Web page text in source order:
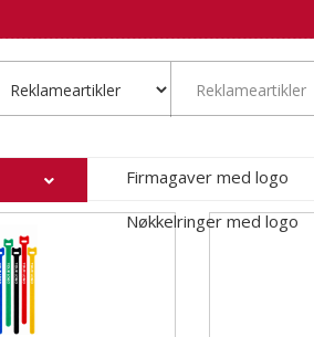
Firmagaver med logo
Nøkkelringer med logo